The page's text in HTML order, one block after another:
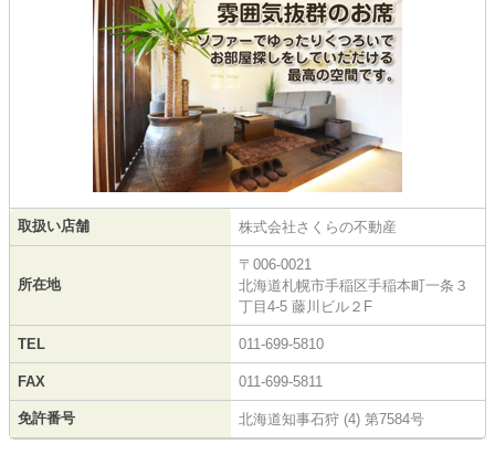
取扱い店舗 株式会社さくらの不動産
所在地
〒006-0021
北海道札幌市手稲区手稲本町一条３
丁目4-5 藤川ビル２F
TEL 011-699-5810
FAX 011-699-5811
免許番号 北海道知事石狩 (4) 第7584号